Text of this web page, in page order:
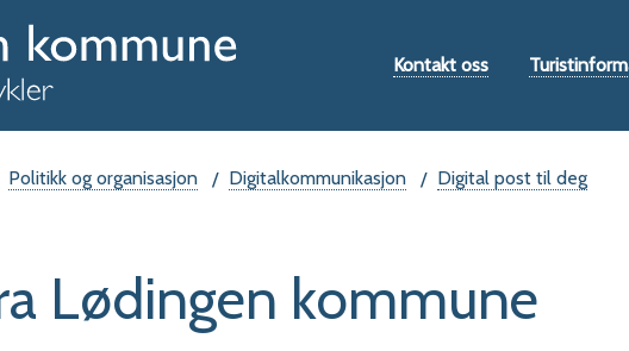
Kontakt oss
Politikk og organisasjon Digitalkommunikasjon Digital post til deg
Lødingen kommune